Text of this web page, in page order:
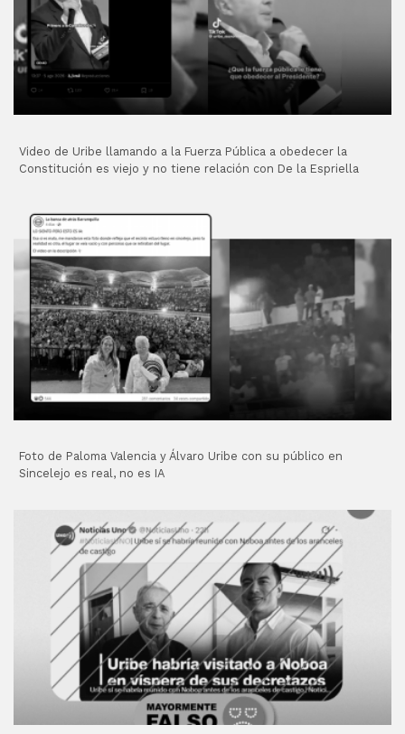
Video de Uribe llamando a la Fuerza Pública a obedecer la
Constitución es viejo y no tiene relación con De la Espriella
Foto de Paloma Valencia y Álvaro Uribe con su público en
Sincelejo es real, no es IA